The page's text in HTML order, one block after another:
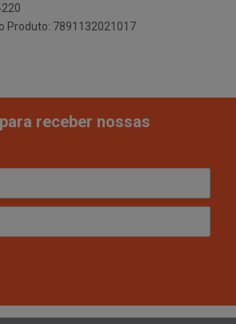
Produto: 7891132021017
receber nossas